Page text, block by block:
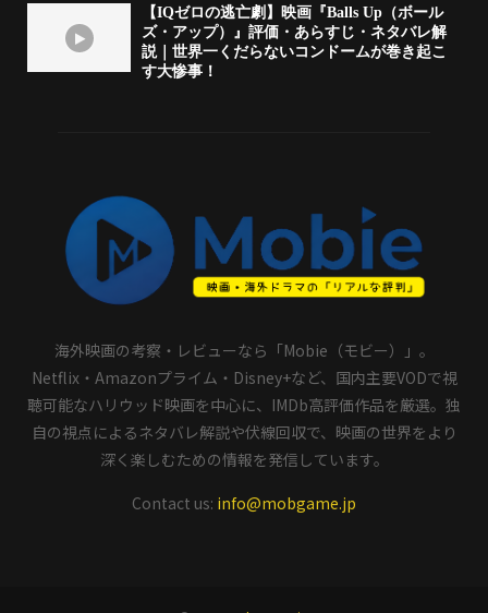
【IQゼロの逃亡劇】映画『Balls Up（ボール
ズ・アップ）』評価・あらすじ・ネタバレ解
説｜世界一くだらないコンドームが巻き起こ
す大惨事！
海外映画の考察・レビューなら「Mobie（モビー）」。
Netflix・Amazonプライム・Disney+など、国内主要VODで視
聴可能なハリウッド映画を中心に、IMDb高評価作品を厳選。独
自の視点によるネタバレ解説や伏線回収で、映画の世界をより
深く楽しむための情報を発信しています。
Contact us: info@mobgame.jp